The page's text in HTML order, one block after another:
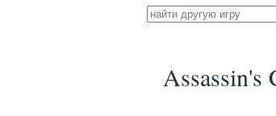
Assassin's